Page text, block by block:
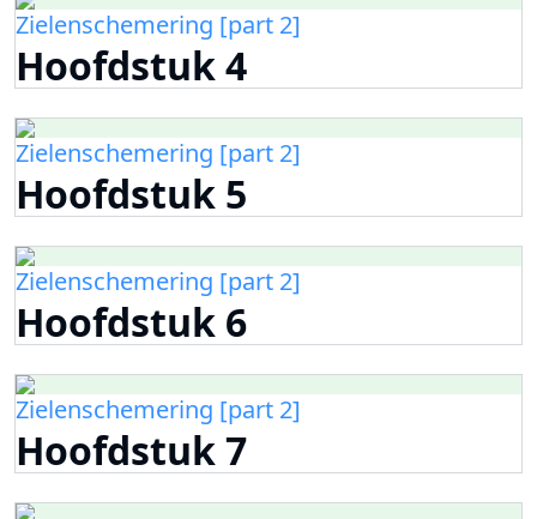
Zielenschemering [part 2]
Hoofdstuk 4
Zielenschemering [part 2]
Hoofdstuk 5
Zielenschemering [part 2]
Hoofdstuk 6
Zielenschemering [part 2]
Hoofdstuk 7